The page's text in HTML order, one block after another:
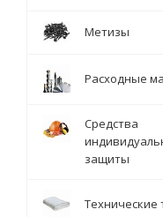
Метизы
Расходные
Средства
защиты
Технические